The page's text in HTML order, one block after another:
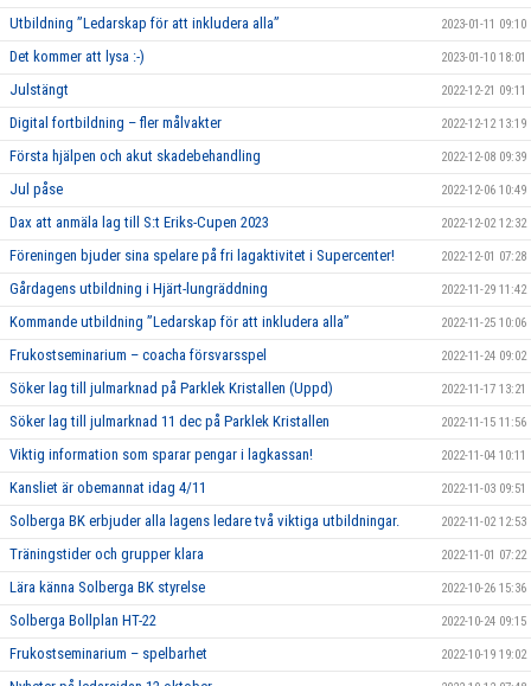
Utbildning ”Ledarskap för att inkludera alla” 2023-01-11 09:10
Det kommer att lysa :-) 2023-01-10 18:01
Julstängt 2022-12-21 09:11
Digital fortbildning – fler målvakter 2022-12-12 13:19
Första hjälpen och akut skadebehandling 2022-12-08 09:39
Jul påse 2022-12-06 10:49
Dax att anmäla lag till S:t Eriks-Cupen 2023 2022-12-02 12:32
Föreningen bjuder sina spelare på fri lagaktivitet i Supercenter! 2022-12-01 07:28
Gårdagens utbildning i Hjärt-lungräddning 2022-11-29 11:42
Kommande utbildning ”Ledarskap för att inkludera alla” 2022-11-25 10:06
Frukostseminarium – coacha försvarsspel 2022-11-24 09:02
Söker lag till julmarknad på Parklek Kristallen (Uppd) 2022-11-17 13:21
Söker lag till julmarknad 11 dec på Parklek Kristallen 2022-11-15 11:56
Viktig information som sparar pengar i lagkassan! 2022-11-04 10:11
Kansliet är obemannat idag 4/11 2022-11-03 09:51
Solberga BK erbjuder alla lagens ledare två viktiga utbildningar. 2022-11-02 12:53
Träningstider och grupper klara 2022-11-01 07:22
Lära känna Solberga BK styrelse 2022-10-26 15:36
Solberga Bollplan HT-22 2022-10-24 09:15
Frukostseminarium – spelbarhet 2022-10-19 19:02